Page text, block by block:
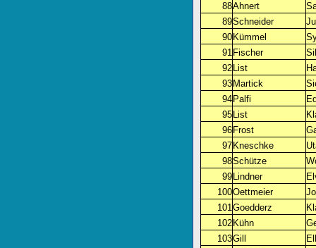
88Ahnert
89Schneider
90 Kümmel
91 Fischer
92 List
93 Martick
94 Palfi
95 List
96 Frost
97 Kneschke
98Schütze
99 Lindner
100Oettmeier
101Goedderz
102 Kühn
103Gill